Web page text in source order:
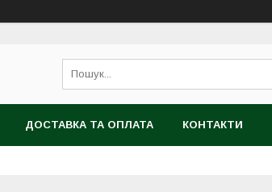
ДОСТАВКА ТА ОПЛАТА КОНТАКТИ